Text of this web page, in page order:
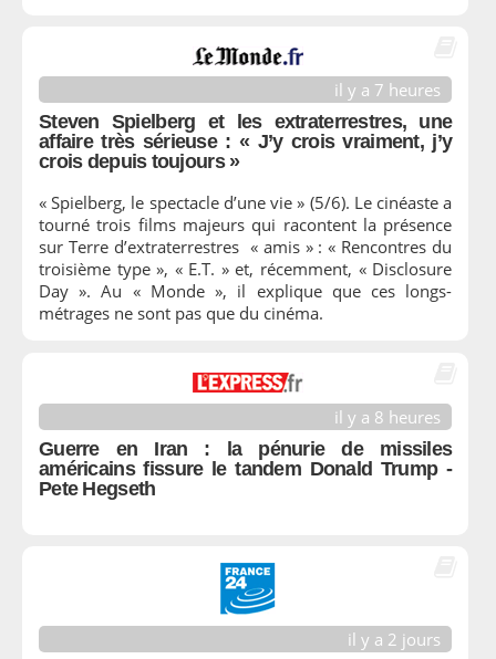
il y a 7 heures
Steven Spielberg et les extraterrestres, une
affaire très sérieuse : « J’y crois vraiment, j’y
crois depuis toujours »
« Spielberg, le spectacle d’une vie » (5/6). Le cinéaste a
tourné trois films majeurs qui racontent la présence
sur Terre d’extraterrestres « amis » : « Rencontres du
troisième type », « E.T. » et, récemment, « Disclosure
Day ». Au « Monde », il explique que ces longs-
métrages ne sont pas que du cinéma.
il y a 8 heures
Guerre en Iran : la pénurie de missiles
américains fissure le tandem Donald Trump -
Pete Hegseth
il y a 2 jours